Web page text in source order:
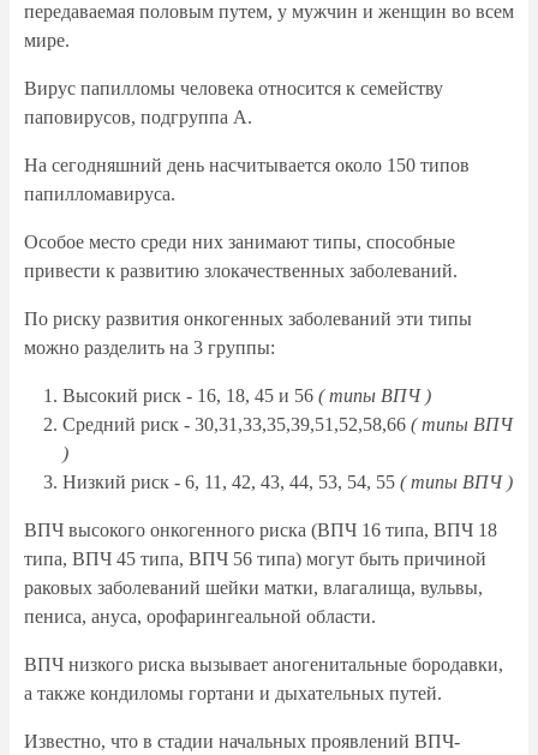
передаваемая половым путем, у мужчин и женщин во всем
мире.
Вирус папилломы человека относится к семейству
паповирусов, подгруппа А.
На сегодняшний день насчитывается около 150 типов
папилломавируса.
Особое место среди них занимают типы, способные
привести к развитию злокачественных заболеваний.
По риску развития онкогенных заболеваний эти типы
можно разделить на 3 группы:
Высокий риск - 16, 18, 45 и 56 ( типы ВПЧ )
Средний риск - 30,31,33,35,39,51,52,58,66 ( типы ВПЧ
)
Низкий риск - 6, 11, 42, 43, 44, 53, 54, 55 ( типы ВПЧ )
ВПЧ высокого онкогенного риска (ВПЧ 16 типа, ВПЧ 18
типа, ВПЧ 45 типа, ВПЧ 56 типа) могут быть причиной
раковых заболеваний шейки матки, влагалища, вульвы,
пениса, ануса, орофарингеальной области.
ВПЧ низкого риска вызывает аногенитальные бородавки,
а также кондиломы гортани и дыхательных путей.
Известно, что в стадии начальных проявлений ВПЧ-